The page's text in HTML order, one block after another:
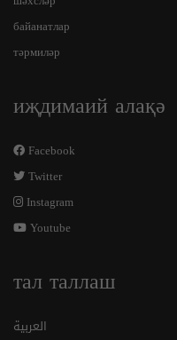
байанатлар
тәрмиләр
иҗдимаий алақә
Facebook
Twitter
Instagram
Youtube
тал таллаш
العربية